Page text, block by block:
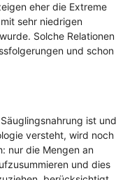
eher die Extreme
sehr niedrigen
Solche Relationen
und schon
ist und
versteht, wird noch
nur die Mengen an
und dies